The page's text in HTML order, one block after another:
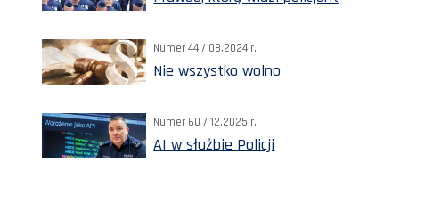
Numer 44 / 08.2024 r.
Nie wszystko wolno
Numer 60 / 12.2025 r.
AI w służbie Policji